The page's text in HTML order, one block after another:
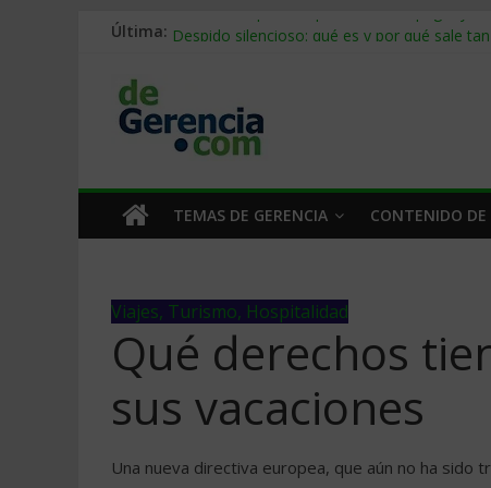
Última: Stablecoins para empresas: cómo pagar y
Trabajo forzoso en la cadena de suministro:
Mercado hispano de EE. UU.: cómo
TEMAS DE GERENCIA CONTENIDO DE
Viajes, Turismo, Hospitalidad
Qué derechos
sus vacaciones
Una nueva directiva europea, que aún no ha sido